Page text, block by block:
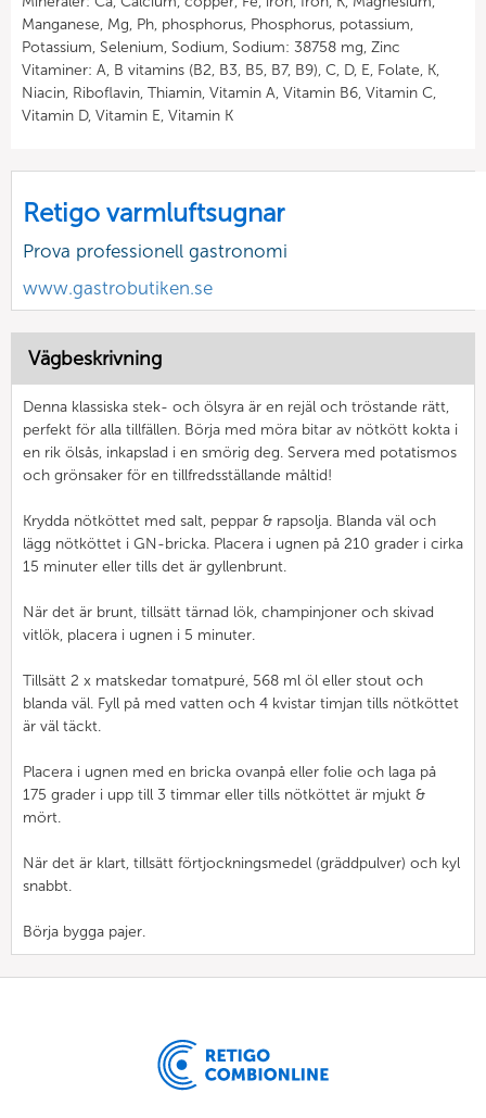
Manganese, Mg, Ph, phosphorus, Phosphorus, potassium,
Potassium, Selenium, Sodium, Sodium: 38758 mg, Zinc
Vitaminer: A, B vitamins (B2, B3, B5, B7, B9), C, D, E, Folate, K,
Niacin, Riboflavin, Thiamin, Vitamin A, Vitamin B6, Vitamin C,
Vitamin D, Vitamin E, Vitamin K
Retigo varmluftsugnar
Prova professionell gastronomi
www.gastrobutiken.se
Vägbeskrivning
Denna klassiska stek- och ölsyra är en rejäl och tröstande rätt,
perfekt för alla tillfällen. Börja med möra bitar av nötkött kokta i
en rik ölsås, inkapslad i en smörig deg. Servera med potatismos
och grönsaker för en tillfredsställande måltid!
Krydda nötköttet med salt, peppar & rapsolja. Blanda väl och
lägg nötköttet i GN-bricka. Placera i ugnen på 210 grader i cirka
15 minuter eller tills det är gyllenbrunt.
När det är brunt, tillsätt tärnad lök, champinjoner och skivad
vitlök, placera i ugnen i 5 minuter.
Tillsätt 2 x matskedar tomatpuré, 568 ml öl eller stout och
blanda väl. Fyll på med vatten och 4 kvistar timjan tills nötköttet
är väl täckt.
Placera i ugnen med en bricka ovanpå eller folie och laga på
175 grader i upp till 3 timmar eller tills nötköttet är mjukt &
mört.
När det är klart, tillsätt förtjockningsmedel (gräddpulver) och kyl
snabbt.
Börja bygga pajer.